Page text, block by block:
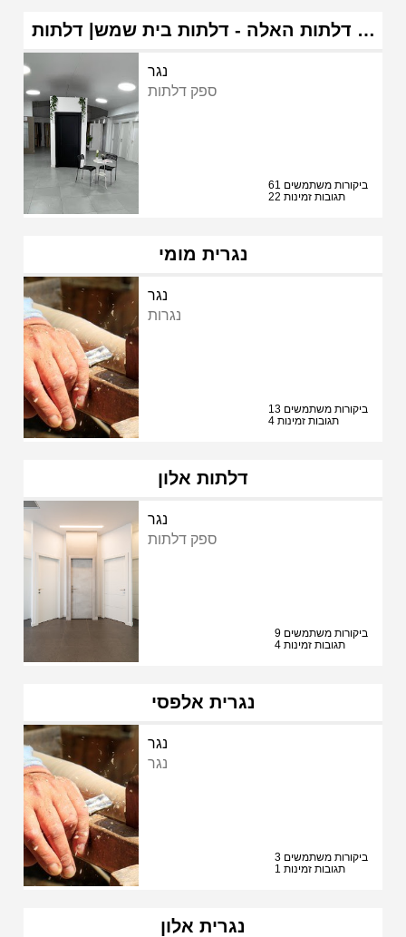
דלתות האלה - דלתות בית שמש| דלתות …
נגר
ספק דלתות
61 ביקורות משתמשים
22 תגובות זמינות
נגרית מומי
נגר
נגרות
13 ביקורות משתמשים
4 תגובות זמינות
דלתות אלון
נגר
ספק דלתות
9 ביקורות משתמשים
4 תגובות זמינות
נגרית אלפסי
נגר
נגר
3 ביקורות משתמשים
1 תגובות זמינות
נגרית אלון